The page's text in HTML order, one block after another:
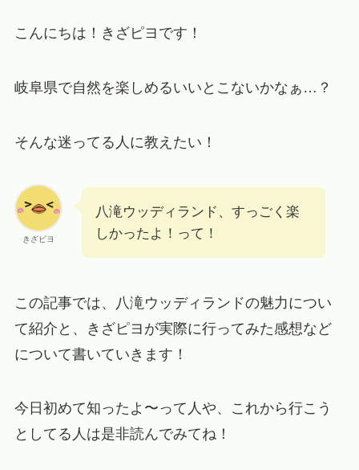
こんにちは！きざピヨです！
岐阜県で自然を楽しめるいいとこないかなぁ…？
そんな迷ってる人に教えたい！
きざピヨ
八滝ウッディランド、すっごく楽
しかったよ！って！
この記事では、八滝ウッディランドの魅力につい
て紹介と、きざピヨが実際に行ってみた感想など
について書いていきます！
今日初めて知ったよ〜って人や、これから行こう
としてる人は是非読んでみてね！